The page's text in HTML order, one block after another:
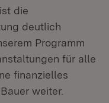
die
deutlich
Programm
für alle
finanzielles
weiter.